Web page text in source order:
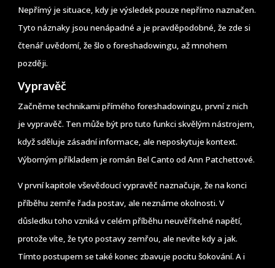
Nepřímý je situace, kdy je výsledek pouze nepřímo naznačen.
Tyto náznaky jsou nenápadné a je pravděpodobné, že zde si
čtenář uvědomí, že šlo o foreshadowingu, až mnohem
později.
Vypravěč
Začněme technikami přímého foreshadowingu, první z nich
je vypravěč. Ten může být pro tuto funkci skvělým nástrojem,
když sděluje zásadní informace, ale neposkytuje kontext.
Výborným příkladem je román Bel Canto od Ann Patchettové.
V první kapitole vševědoucí vypravěč naznačuje, že na konci
příběhu zemře řada postav, ale neznáme okolnosti. V
důsledku toho vzniká v celém příběhu neuvěřitelné napětí,
protože víte, že tyto postavy zemřou, ale nevíte kdy a jak.
Tímto postupem se také konec zbavuje pocitu šokování. A i